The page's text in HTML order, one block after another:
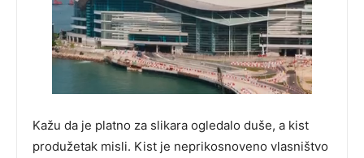
Kažu da je platno za slikara ogledalo duše, a kist
produžetak misli. Kist je neprikosnoveno vlasništvo